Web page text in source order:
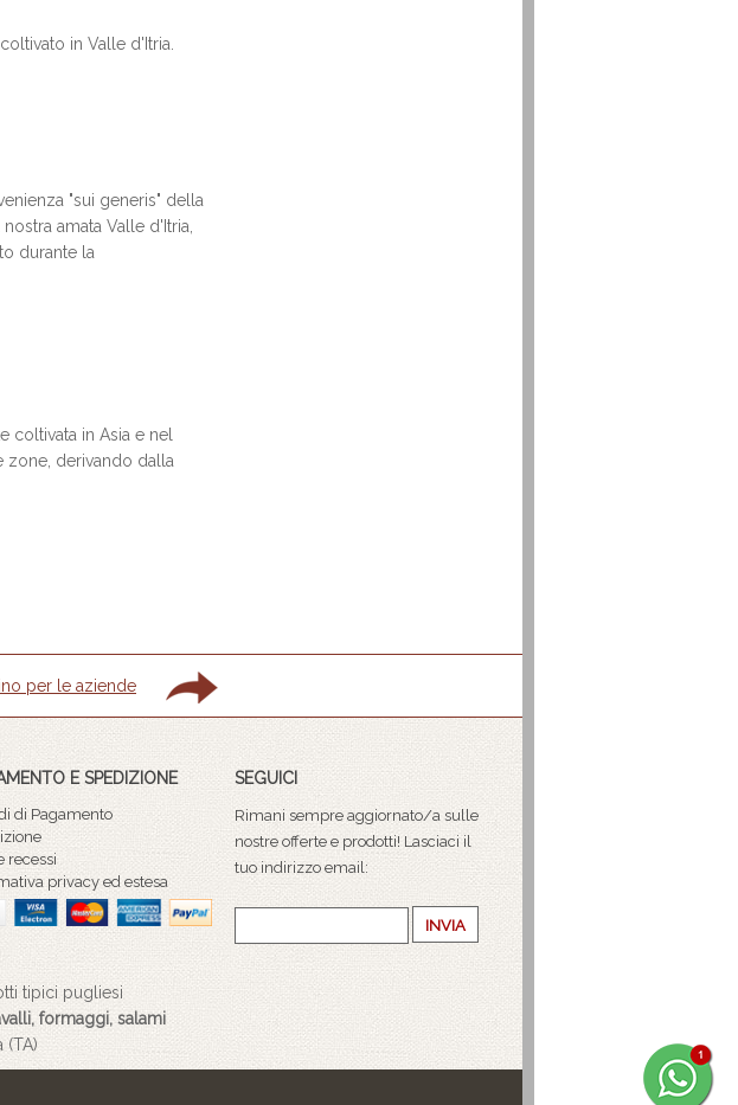
in Valle d'Itria.
"sui generis" della
amata Valle d'Itria,
durante la
coltivata in Asia e nel
zone, derivando dalla
per le aziende
E SPEDIZIONE
di Pagamento
recessi
privacy ed estesa
SEGUICI
Rimani sempre aggiornato/a sulle
nostre offerte e prodotti! Lasciaci il
tuo indirizzo email:
INVIA
tipici pugliesi
formaggi, salami
(TA)